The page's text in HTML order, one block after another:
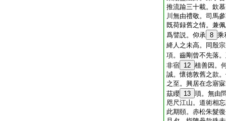
推流踰三十載。欽
川無由禮敬。司馬
既荷録舊之情。兼
爲譬説。仰承 8 乘
絳人之未高。同殷
項。齒剛曾不先落
非宿 12 植善因。
誠。懷徳敦舊之款
之至。興居在念寤
茲纓 13 瑣。無由
咫尺江山。道術相
此期頤。赤松朱髮